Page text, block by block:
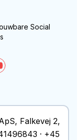
Social
Facebook
on Instagram
World on
SMM-World on
, Falkevej 2,
· +45